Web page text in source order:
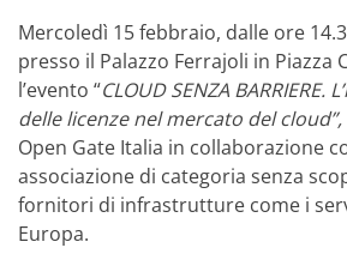
Mercoledì 15 febbraio, dalle ore
presso il Palazzo Ferrajoli in Piazza
l’evento “CLOUD SENZA BARRIERE.
delle licenze nel mercato del cloud”,
Open Gate Italia in collaborazione
associazione di categoria senza
fornitori di infrastrutture come i
Europa.